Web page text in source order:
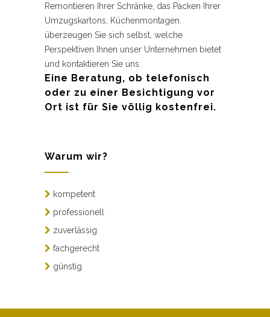
Remontieren Ihrer Schränke, das Packen Ihrer
Umzugskartons, Küchenmontagen.
überzeugen Sie sich selbst, welche
Perspektiven Ihnen unser Unternehmen bietet
und kontaktieren Sie uns.
Eine Beratung, ob telefonisch
oder zu einer Besichtigung vor
Ort ist für Sie völlig kostenfrei.
Warum wir?
kompetent
professionell
zuverlässig
fachgerecht
günstig